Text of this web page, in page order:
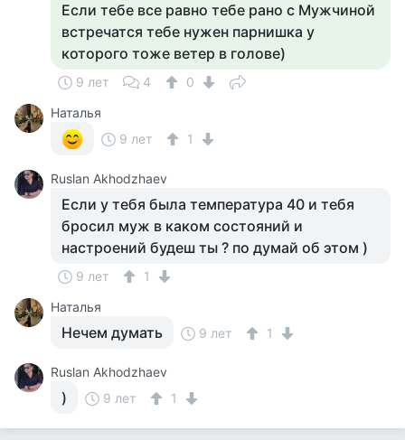
Если тебе все равно тебе рано с Мужчиной
встречатся тебе нужен парнишка у
которого тоже ветер в голове)
9 лет 4
0
Наталья
9 лет
1
Ruslan Akhodzhaev
Если у тебя была температура 40 и тебя
бросил муж в каком состояний и
настроений будеш ты ? по думай об этом )
9 лет
1
Наталья
Нечем думать 9 лет 1
Ruslan Akhodzhaev
) 9 лет 1